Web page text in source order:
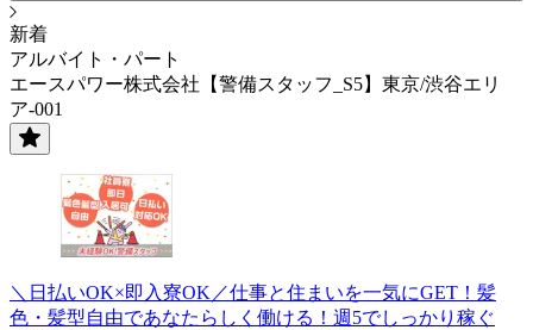
新着
アルバイト・パート
エースパワー株式会社【警備スタッフ_S5】東京/渋谷エリ
ア-001
＼日払いOK×即入寮OK／仕事と住まいを一気にGET！髪
色・髪型自由であなたらしく働ける！週5でしっかり稼ぐ